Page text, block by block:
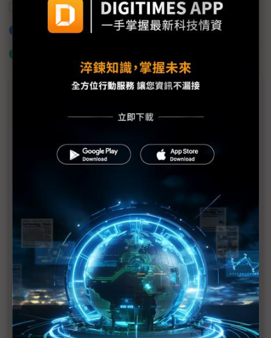
綠色工廠 再生能源 佳世達
加入已選取到「關鍵字追蹤」
議題精選－ESG專欄
以SEED技術打造更環保永續的網路
Axis與準線智慧科技攜手打造創新河川水位監測解決
方案 落實生態永續發展的願景
東捷資訊推ACE王牌計畫 搶攻企業轉型商機添動能
伊雲谷獲永續獎項雙認證 數位韌性驅動永續發展
啟動Common Criteria產學合作 安華聯網攜手北科大
培育台灣資安人才
裕富支持攸惜關懷協會 推動水電系計畫
裕融企業打造「文化共融 平權共享」公益精神